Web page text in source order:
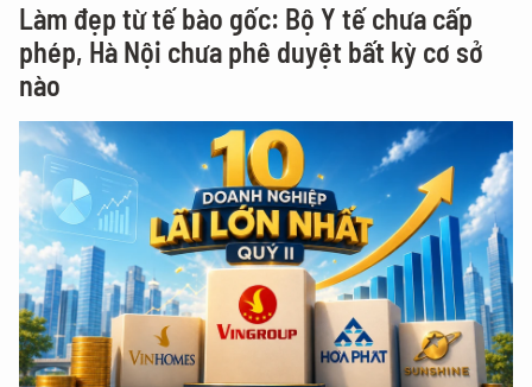
Làm đẹp từ tế bào gốc: Bộ Y tế chưa cấp
phép, Hà Nội chưa phê duyệt bất kỳ cơ sở
nào